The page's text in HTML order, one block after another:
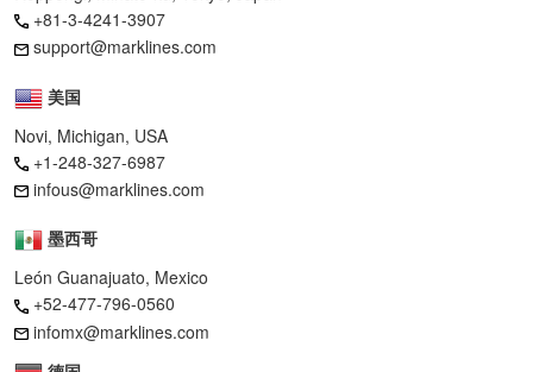
+81-3-4241-3907
support@marklines.com
美国
Novi, Michigan, USA
+1-248-327-6987
infous@marklines.com
墨西哥
León Guanajuato, Mexico
+52-477-796-0560
infomx@marklines.com